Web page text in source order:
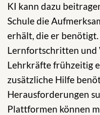
KI kann dazu
Schule die
erhält, die er
Lernfortschritten und
Lehrkräfte frühzeitig
zusätzliche Hilfe
Herausforderungen
Plattformen können